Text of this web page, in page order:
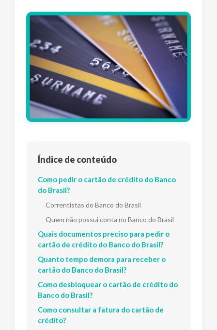
Índice de conteúdo
Como pedir o cartão de crédito do Banco
do Brasil?
Correntistas do Banco do Brasil
Quem não possui conta no Banco do Brasil
Quais documentos preciso para pedir o
cartão de crédito do Banco do Brasil?
Quanto tempo demora para receber o
cartão do Banco do Brasil?
Como desbloquear o cartão de crédito do
Banco do Brasil?
Como consultar a fatura do cartão de
crédito?